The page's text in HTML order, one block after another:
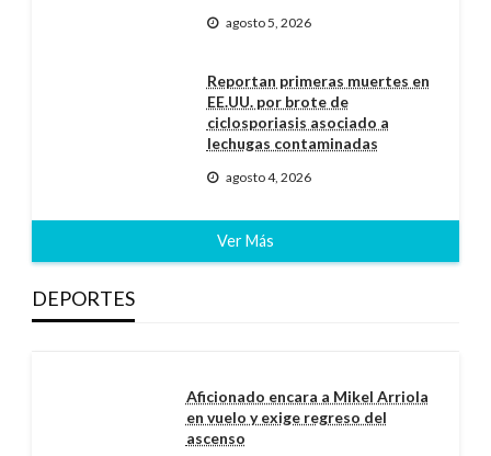
agosto 5, 2026
Reportan primeras muertes en
EE.UU. por brote de
ciclosporiasis asociado a
lechugas contaminadas
agosto 4, 2026
Ver Más
DEPORTES
Aficionado encara a Mikel Arriola
en vuelo y exige regreso del
ascenso